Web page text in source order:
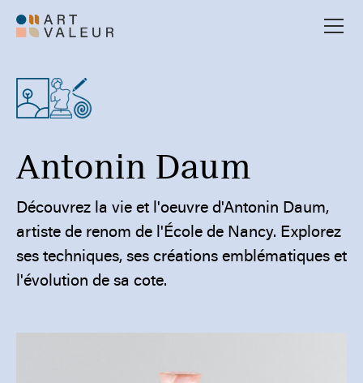
Antonin Daum
Découvrez la vie et l'oeuvre d'Antonin Daum,
artiste de renom de l'École de Nancy. Explorez
ses techniques, ses créations emblématiques et
l'évolution de sa cote.